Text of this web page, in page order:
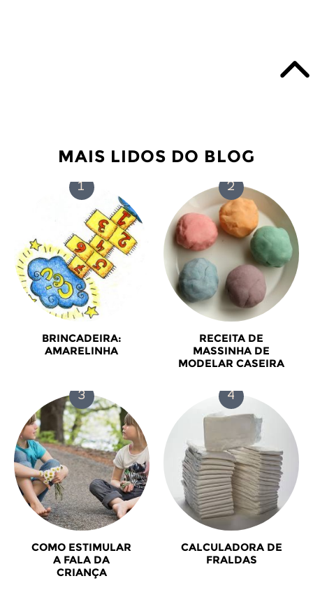
MAIS LIDOS DO BLOG
BRINCADEIRA:
AMARELINHA
RECEITA DE
MASSINHA DE
MODELAR CASEIRA
COMO ESTIMULAR
A FALA DA
CRIANÇA
CALCULADORA DE
FRALDAS